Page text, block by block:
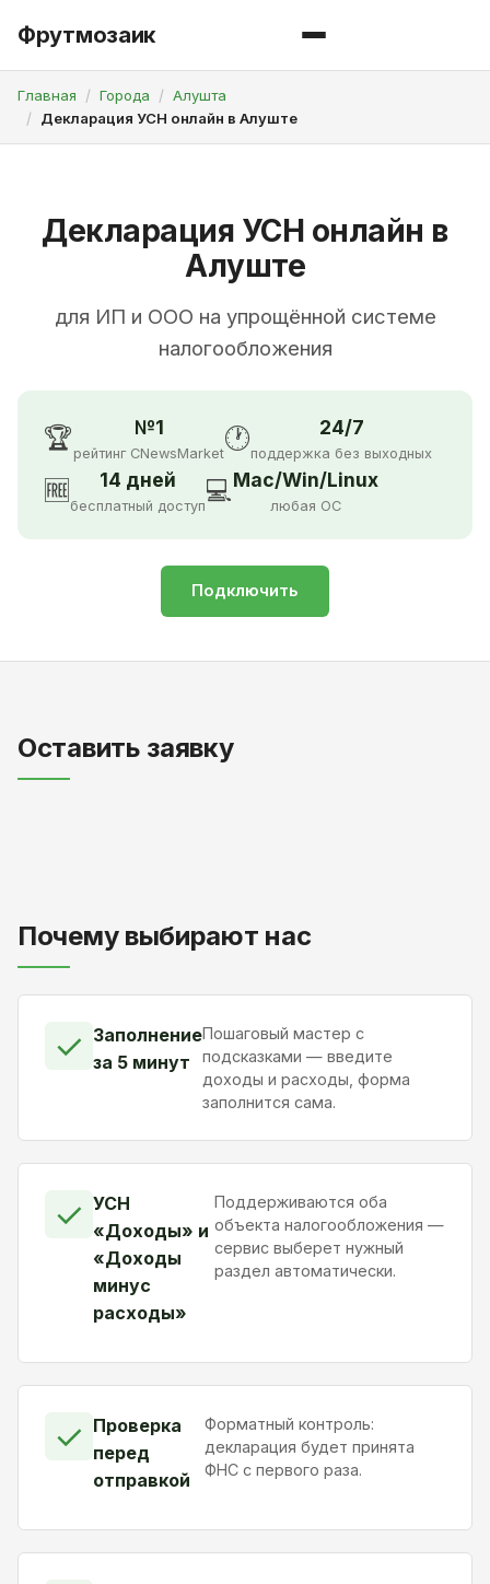
Фрутмозаик
Главная Города
Алушта
Декларация УСН онлайн в Алуште
Декларация УСН онлайн в
Алуште
для ИП и ООО на упрощённой системе
налогообложения
🏆 №1
рейтинг CNewsMarket🕐 24/7
поддержка без выходных
🆓 14 дней
бесплатный доступ💻Mac/Win/Linux
любая ОС
Подключить
Оставить заявку
Почему выбирают нас
✓ Заполнение
за 5 минут
Пошаговый мастер с
подсказками — введите
доходы и расходы, форма
заполнится сама.
✓ УСН
«Доходы» и
«Доходы
минус
расходы»
Поддерживаются оба
объекта налогообложения —
сервис выберет нужный
раздел автоматически.
✓ Проверка
перед
отправкой
Форматный контроль:
декларация будет принята
ФНС с первого раза.